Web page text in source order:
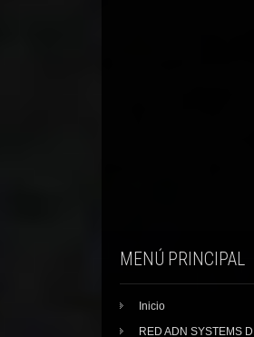
MENÚ PRINCIPAL
Inicio
RED ADN SYSTEMS